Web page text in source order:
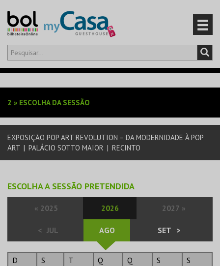
Olá,iniciar sessão
EVENTOS
CARTÕES
2 » ESCOLHA DA SESSÃO
EXPOSIÇÃO POP ART REVOLUTION – DA MODERNIDADE À POP
ART | PALÁCIO SOTTO MAIOR | RECINTO
ESCOLHA A SESSÃO PRETENDIDA
« 2025 2026 2027 »
< JUL AGO SET >
D S T Q Q S
S